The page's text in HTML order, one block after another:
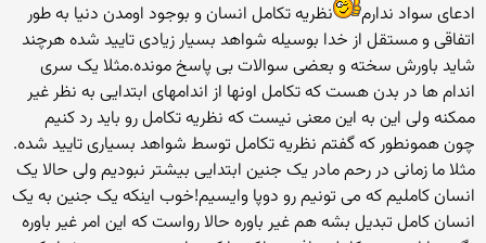
ادعای سواد ندارم
نظریه تکامل انسان و بوجود اومدن دنیا به طور
اتفاقی و مستقل از خدا بوسیله شواهد بسیار زیادی تایید شده هرچند
شاید باورش سخته و بعضی سوالات بی پاسخ مونده.مثلا یک سری
اندام ها در بدن هست که تکامل اونها از اندامهای ابتدایی به نظر غیر
ممکنه ولی این به این معنی نیست که نظریه تکامل رو باید رد کنیم
چون همونطور که گفتم نظریه تکامل توسط شواهد بسیاری تایید شده.
مثلا ما زمانی در رحم مادر یک جنین ابتدایی بیشتر نبودیم ولی حالا یک
انسان کاملیم که می تونیم رو دوپا وایسیم!خوب اینکه یک جنین به یک
انسان کامل تبدیل بشه هم غیر باوره حالا رواست که این امر غیر باوره